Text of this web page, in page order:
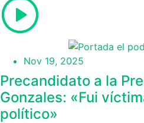
Nov 19, 2025
Precandidato a la
Gonzales: «Fui
político»